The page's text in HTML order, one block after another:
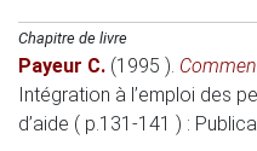
Chapitre de livre
Payeur C. (1995 ).
Intégration à l’emploi des
d’aide ( p.131-141 ) :